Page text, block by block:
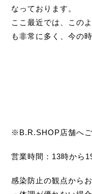
なっております。
ここ最近では、この
も非常に多く、今の
※B.R.SHOP店舗へ
営業時間：13時から
感染防止の観点から